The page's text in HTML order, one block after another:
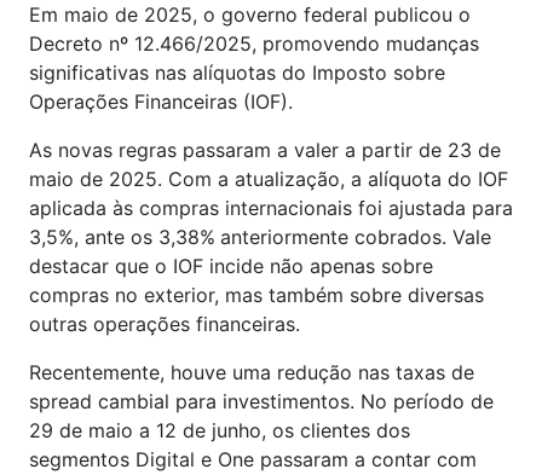
Em maio de 2025, o governo federal publicou o
Decreto nº 12.466/2025, promovendo mudanças
significativas nas alíquotas do Imposto sobre
Operações Financeiras (IOF).
As novas regras passaram a valer a partir de 23 de
maio de 2025. Com a atualização, a alíquota do IOF
aplicada às compras internacionais foi ajustada para
3,5%, ante os 3,38% anteriormente cobrados. Vale
destacar que o IOF incide não apenas sobre
compras no exterior, mas também sobre diversas
outras operações financeiras.
Recentemente, houve uma redução nas taxas de
spread cambial para investimentos. No período de
29 de maio a 12 de junho, os clientes dos
segmentos Digital e One passaram a contar com